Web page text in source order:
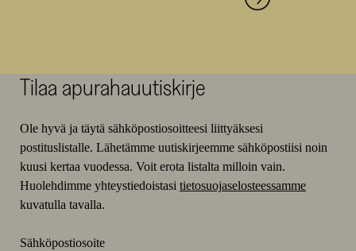
Tilaa apurahauutiskirje
Ole hyvä ja täytä sähköpostiosoitteesi liittyäksesi
postituslistalle. Lähetämme uutiskirjeemme sähköpostiisi noin
kuusi kertaa vuodessa. Voit erota listalta milloin vain.
Huolehdimme yhteystiedoistasi tietosuojaselosteessamme
kuvatulla tavalla.
Sähköpostiosoite